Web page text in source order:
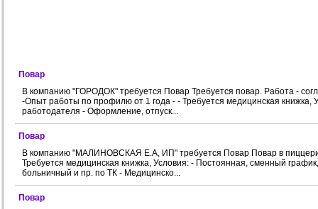
Повар
В компанию "ГОРОДОК" требуется Повар Требуется повар. Работа -
-Опыт работы по профилю от 1 года - - Требуется медицинская
работодателя - Оформление, отпуск...
Повар
В компанию "МАЛИНОВСКАЯ Е.А, ИП" требуется Повар Повар в
Требуется медицинская книжка, Условия: - Постоянная, сменный
больничный и пр. по ТК - Медицинско...
Повар